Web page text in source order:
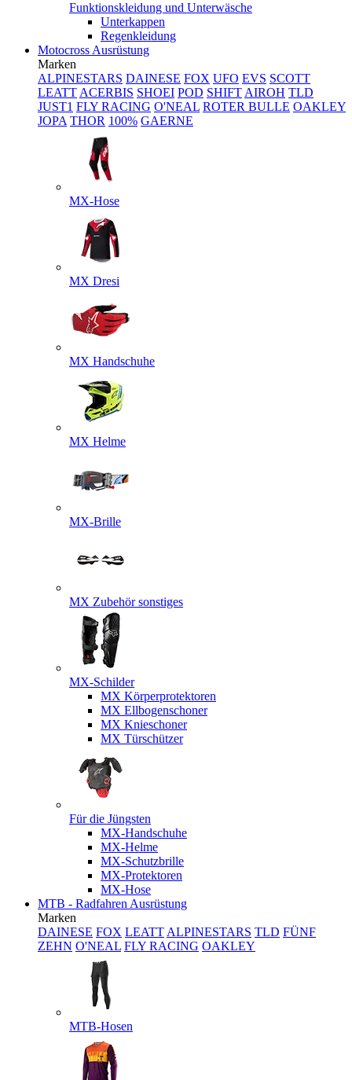
Funktionskleidung und Unterwäsche
Unterkappen
Regenkleidung
Motocross Ausrüstung
Marken
ALPINESTARS DAINESE FOX UFO EVS SCOTT
LEATT ACERBIS SHOEI POD SHIFT AIROH TLD
JUST1 FLY RACING O'NEAL ROTER BULLE OAKLEY
JOPA THOR 100% GAERNE
MX-Hose
MX Dresi
MX Handschuhe
MX Helme
MX-Brille
MX Zubehör sonstiges
MX-Schilder
MX Körperprotektoren
MX Ellbogenschoner
MX Knieschoner
MX Türschützer
Für die Jüngsten
MX-Handschuhe
MX-Helme
MX-Schutzbrille
MX-Protektoren
MX-Hose
MTB - Radfahren Ausrüstung
Marken
DAINESE FOX LEATT ALPINESTARS TLD FÜNF
ZEHN O'NEAL FLY RACING OAKLEY
MTB-Hosen